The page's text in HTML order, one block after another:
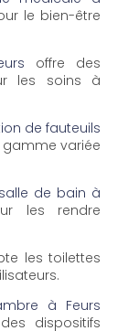
le bien-être
offre des
les soins à
de fauteuils
variée
de bain à
les rendre
les toilettes
à Feurs
dispositifs